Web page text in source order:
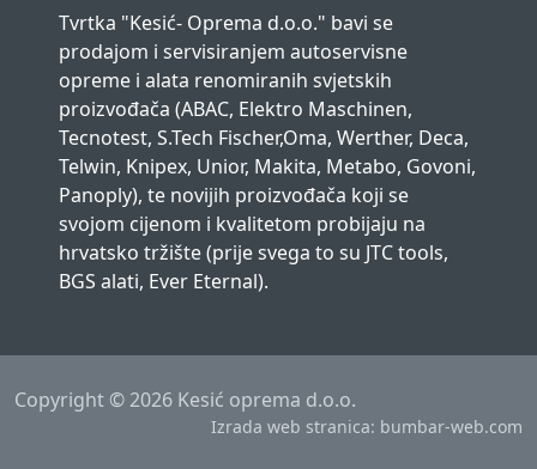
Tvrtka "Kesić- Oprema d.o.o." bavi se
prodajom i servisiranjem autoservisne
opreme i alata renomiranih svjetskih
proizvođača (ABAC, Elektro Maschinen,
Tecnotest, S.Tech Fischer,Oma, Werther, Deca,
Telwin, Knipex, Unior, Makita, Metabo, Govoni,
Panoply), te novijih proizvođača koji se
svojom cijenom i kvalitetom probijaju na
hrvatsko tržište (prije svega to su JTC tools,
BGS alati, Ever Eternal).
Copyright © 2026 Kesić oprema d.o.o.
Izrada web stranica: bumbar-web.com